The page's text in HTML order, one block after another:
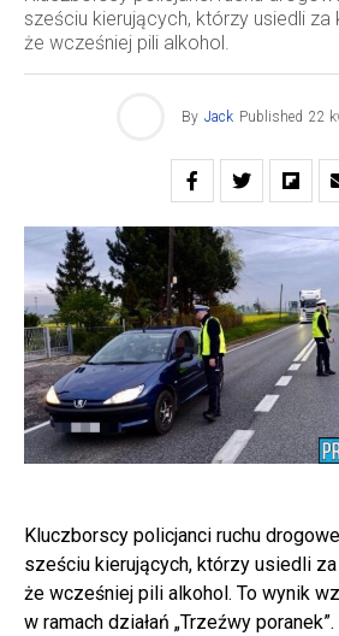
sześciu kierujących, którzy usiedli
że wcześniej pili alkohol.
By Jack Published 22
Kluczborscy policjanci ruchu
sześciu kierujących, którzy usiedli
że wcześniej pili alkohol. To wynik
w ramach działań „Trzeźwy poranek”.